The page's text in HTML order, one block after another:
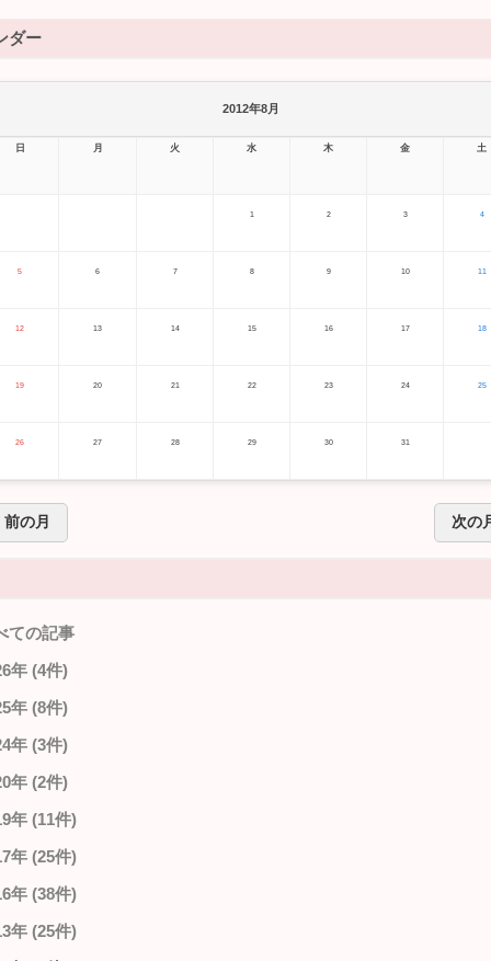
ダー
2012年8月
日 月 火 水 木 金 土
1 2 3 4
5 6 7 8 9 10 11
12 13 14 15 16 17 18
19 20 21 22 23 24 25
26 27 28 29 30 31
前の月 次の
ての記事
年 (4件)
年 (8件)
年 (3件)
年 (2件)
年 (11件)
年 (25件)
年 (38件)
年 (25件)